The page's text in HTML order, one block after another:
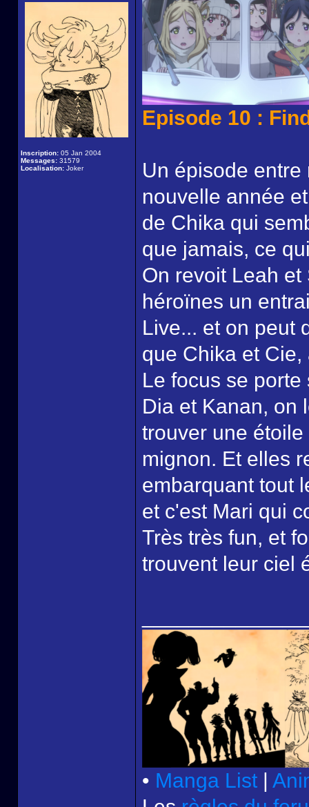
Inscription: 05 Jan 2004
Messages: 31579
Localisation: Joker
Episode 10 :
Un épisode
nouvelle année
de Chika qui
que jamais, ce
On revoit Leah
héroïnes un
Live... et on peut
que Chika et
Le focus se
Dia et Kanan, on
trouver une
mignon. Et elles
embarquant tout
et c'est Mari qui
Très très fun, et
trouvent leur ciel
• Manga List |